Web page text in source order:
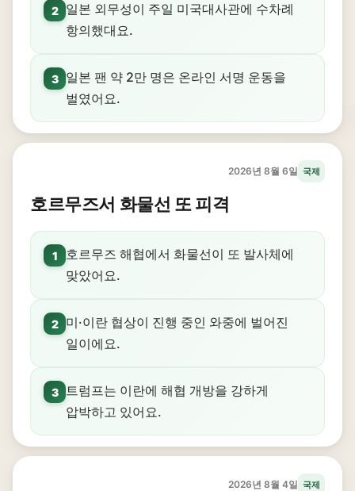
2
일본 외무성이 주일 미국대사관에 수차례
항의했대요.
3
일본 팬 약 2만 명은 온라인 서명 운동을
벌였어요.
2026년 8월 6일 국제
호르무즈서 화물선 또 피격
1
호르무즈 해협에서 화물선이 또 발사체에
맞았어요.
2
미·이란 협상이 진행 중인 와중에 벌어진
일이에요.
3
트럼프는 이란에 해협 개방을 강하게
압박하고 있어요.
2026년 8월 4일 국제